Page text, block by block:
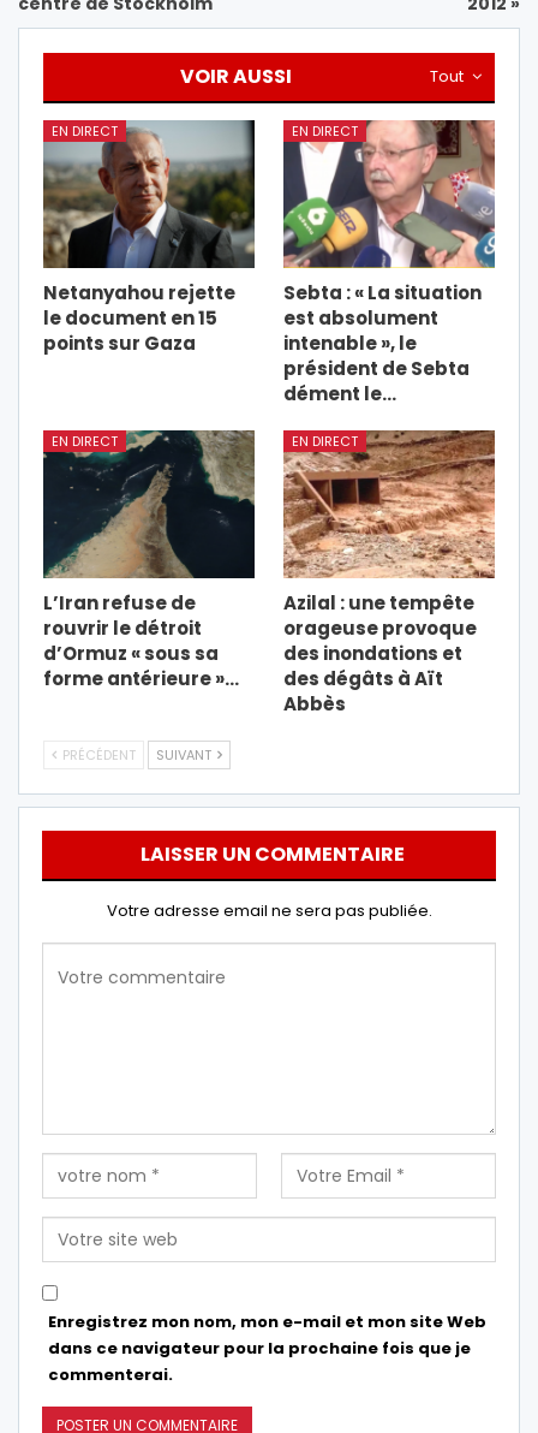
Tout
VOIR AUSSI
EN DIRECT
Netanyahou rejette
le document en 15
points sur Gaza
EN DIRECT
Sebta : « La situation
est absolument
intenable », le
président de Sebta
dément le…
EN DIRECT
L’Iran refuse de
rouvrir le détroit
d’Ormuz « sous sa
forme antérieure »…
EN DIRECT
Azilal : une tempête
orageuse provoque
des inondations et
des dégâts à Aït
Abbès
PRÉCÉDENT SUIVANT
LAISSER UN COMMENTAIRE
Votre adresse email ne sera pas publiée.
Enregistrez mon nom, mon e-mail et mon site Web
dans ce navigateur pour la prochaine fois que je
commenterai.